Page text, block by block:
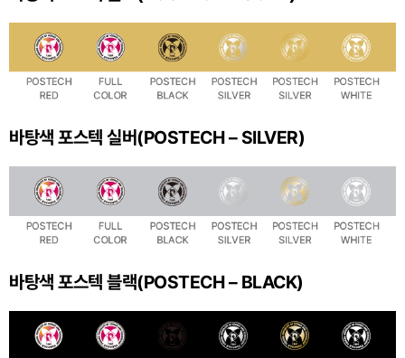
바탕색 포스텍 실버(POSTECH – SILVER)
바탕색 포스텍 블랙(POSTECH – BLACK)